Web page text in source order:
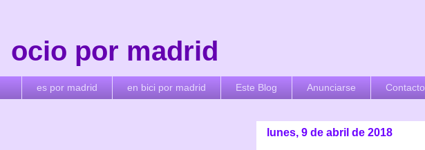
ocio por madrid
es por madrid en bici por madrid Este Blog Anunciarse Contacto
lunes, 9 de abril de 2018